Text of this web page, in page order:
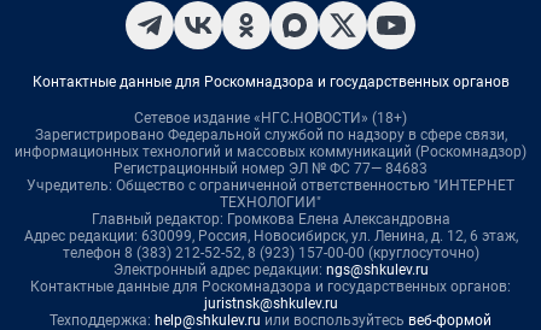
Контактные данные для Роскомнадзора и государственных органов
Сетевое издание «НГС.НОВОСТИ» (18+)
Зарегистрировано Федеральной службой по надзору в сфере связи,
информационных технологий и массовых коммуникаций (Роскомнадзор)
Регистрационный номер ЭЛ № ФС 77— 84683
Учредитель: Общество с ограниченной ответственностью "ИНТЕРНЕТ
ТЕХНОЛОГИИ"
Главный редактор: Громкова Елена Александровна
Адрес редакции: 630099, Россия, Новосибирск, ул. Ленина, д. 12, 6 этаж,
телефон 8 (383) 212-52-52, 8 (923) 157-00-00 (круглосуточно)
Электронный адрес редакции: ngs@shkulev.ru
Контактные данные для Роскомнадзора и государственных органов:
juristnsk@shkulev.ru
Техподдержка: help@shkulev.ru или воспользуйтесь веб-формой